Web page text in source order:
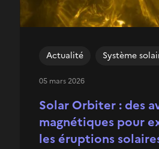
Solar Orbiter : des
magnétiques pour
les éruptions
Actualité Système
05 mars 2026